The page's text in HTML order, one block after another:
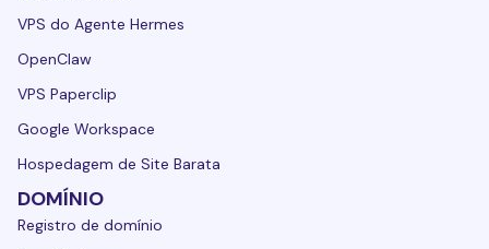
VPS do Agente Hermes
OpenClaw
VPS Paperclip
Google Workspace
Hospedagem de Site Barata
DOMÍNIO
Registro de domínio